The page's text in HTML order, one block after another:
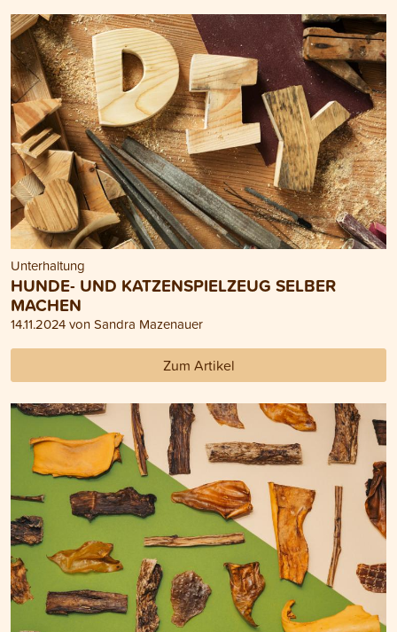
Unterhaltung
HUNDE- UND KATZENSPIELZEUG SELBER
MACHEN
14.11.2024 von Sandra Mazenauer
Zum Artikel